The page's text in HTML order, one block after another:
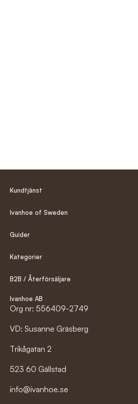
Kundtjänst
Ivanhoe of Sweden
Guider
Kategorier
B2B / Återförsäljare
Ivanhoe AB
Org nr: 556409-2749
VD: Susanne Gräsberg
Trikågatan 2
523 60 Gällstad
info@ivanhoe.se